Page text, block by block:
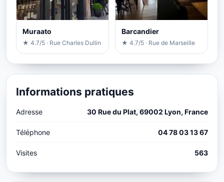
Muraato
★ 4.7/5 · Rue Charles Dullin
Barcandier
★ 4.7/5 · Rue de Marseille
Informations pratiques
Adresse 30 Rue du Plat, 69002 Lyon, France
Téléphone 04 78 03 13 67
Visites 563